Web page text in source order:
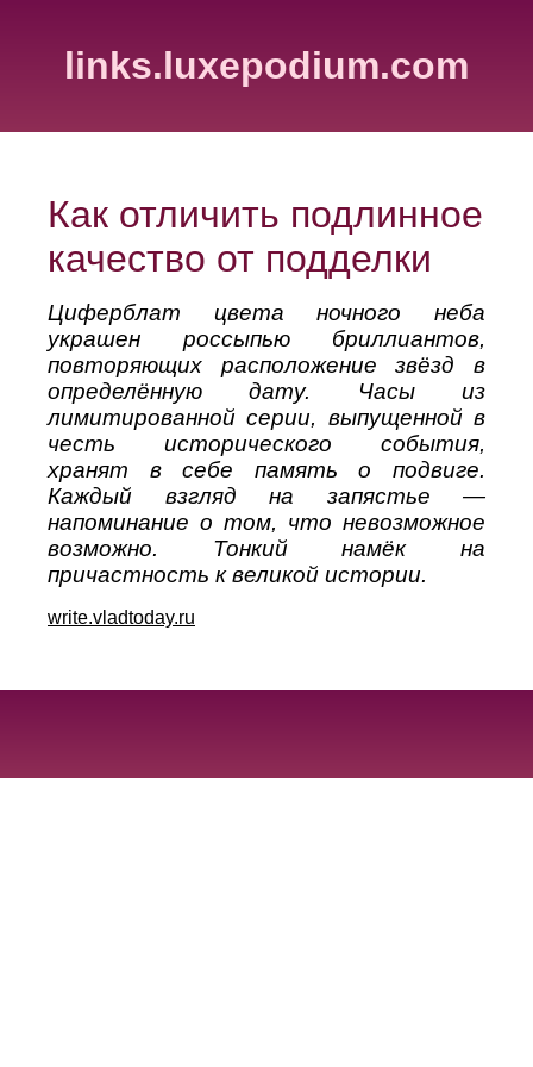
links.luxepodium.com
Как отличить подлинное
качество от подделки
Циферблат цвета ночного неба
украшен россыпью бриллиантов,
повторяющих расположение звёзд в
определённую дату. Часы из
лимитированной серии, выпущенной в
честь исторического события,
хранят в себе память о подвиге.
Каждый взгляд на запястье —
напоминание о том, что невозможное
возможно. Тонкий намёк на
причастность к великой истории.
write.vladtoday.ru